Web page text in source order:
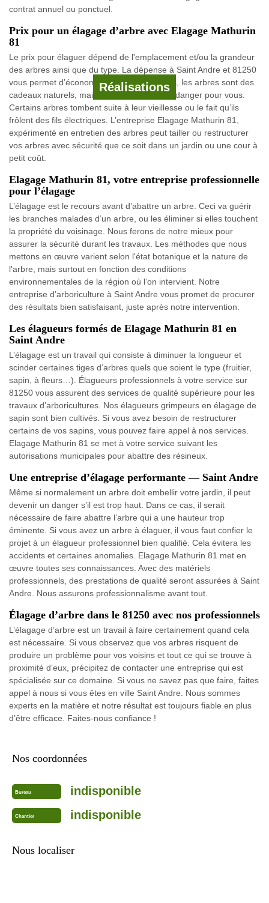
Réalisations
contrat annuel ou ponctuel.
Prix pour un élagage d’arbre avec Elagage Mathurin
81
Le prix pour élaguer dépend de l'emplacement et/ou la grandeur
des arbres ainsi que du type. La dépense à Saint Andre et 81250
vous permet d’économiser bien plus. Certes, les arbres sont des
cadeaux naturels, mais peuvent devenir un danger pour vous.
Certains arbres tombent suite à leur vieillesse ou le fait qu’ils
frôlent des fils électriques. L’entreprise Elagage Mathurin 81,
expérimenté en entretien des arbres peut tailler ou restructurer
vos arbres avec sécurité que ce soit dans un jardin ou une cour à
petit coût.
Elagage Mathurin 81, votre entreprise professionnelle
pour l’élagage
L’élagage est le recours avant d’abattre un arbre. Ceci va guérir
les branches malades d’un arbre, ou les éliminer si elles touchent
la propriété du voisinage. Nous ferons de notre mieux pour
assurer la sécurité durant les travaux. Les méthodes que nous
mettons en œuvre varient selon l'état botanique et la nature de
l'arbre, mais surtout en fonction des conditions
environnementales de la région où l’on intervient. Notre
entreprise d’arboriculture à Saint Andre vous promet de procurer
des résultats bien satisfaisant, juste après notre intervention.
Les élagueurs formés de Elagage Mathurin 81 en
Saint Andre
L’élagage est un travail qui consiste à diminuer la longueur et
scinder certaines tiges d’arbres quels que soient le type (fruitier,
sapin, à fleurs…). Élagueurs professionnels à votre service sur
81250 vous assurent des services de qualité supérieure pour les
travaux d’arboricultures. Nos élagueurs grimpeurs en élagage de
sapin sont bien cultivés. Si vous avez besoin de restructurer
certains de vos sapins, vous pouvez faire appel à nos services.
Elagage Mathurin 81 se met à votre service suivant les
autorisations municipales pour abattre des résineux.
Une entreprise d’élagage performante — Saint Andre
Même si normalement un arbre doit embellir votre jardin, il peut
devenir un danger s’il est trop haut. Dans ce cas, il serait
nécessaire de faire abattre l’arbre qui a une hauteur trop
éminente. Si vous avez un arbre à élaguer, il vous faut confier le
projet à un élagueur professionnel bien qualifié. Cela évitera les
accidents et certaines anomalies. Elagage Mathurin 81 met en
œuvre toutes ses connaissances. Avec des matériels
professionnels, des prestations de qualité seront assurées à Saint
Andre. Nous assurons professionnalisme avant tout.
Élagage d’arbre dans le 81250 avec nos professionnels
L’élagage d’arbre est un travail à faire certainement quand cela
est nécessaire. Si vous observez que vos arbres risquent de
produire un problème pour vos voisins et tout ce qui se trouve à
proximité d’eux, précipitez de contacter une entreprise qui est
spécialisée sur ce domaine. Si vous ne savez pas que faire, faites
appel à nous si vous êtes en ville Saint Andre. Nous sommes
experts en la matière et notre résultat est toujours fiable en plus
d’être efficace. Faites-nous confiance !
Nos coordonnées
Bureau indisponible
Chantier indisponible
Nous localiser